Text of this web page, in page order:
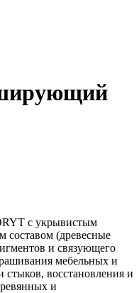
с укрывистым
(древесные
и связующего
мебельных и
стыков, восстановления и
и